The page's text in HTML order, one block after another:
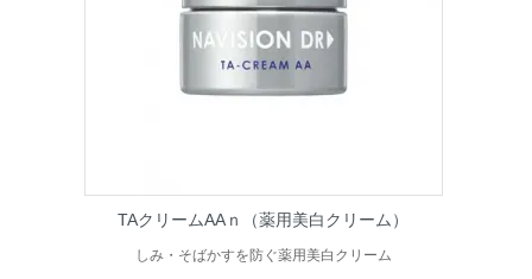
TAクリームAAｎ（薬用美白クリーム）
しみ・そばかすを防ぐ薬用美白クリーム